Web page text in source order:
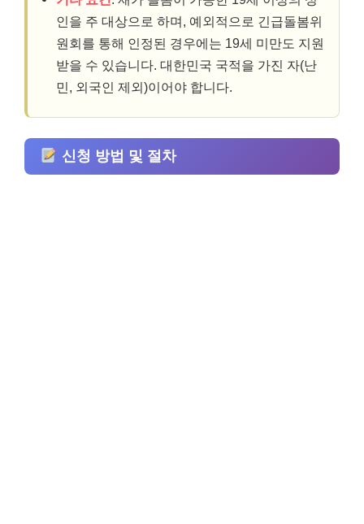
인을 주 대상으로 하며, 예외적으로 긴급돌봄위
원회를 통해 인정된 경우에는 19세 미만도 지원
받을 수 있습니다. 대한민국 국적을 가진 자(난
민, 외국인 제외)이어야 합니다.
신청 방법 및 절차